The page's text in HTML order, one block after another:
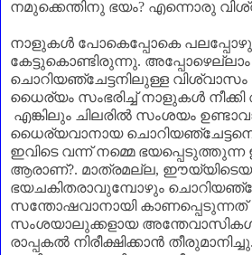
നമുക്കെന്തിനു ഭയം? എന്നൊരു
നാളുകൾ പോകെപ്പോകെ പലപ്പോഴും
കേട്ടുകൊണ്ടിരുന്നു. അപ്പോഴെല്ലാം
ചൊറിയഞ്ചേട്ടനിലുള്ള വിശ്വാസം
ധൈര്യം സംഭരിച്ച് നാളുകൾ
എങ്കിലും ചിലരിൽ സംശയം
ധൈര്യവാനായ
ഇവിടെ വന്ന് നമ്മെ
ആരാണ്‌?. മാത്രമല്ല,
ഭയചകിതരാവുമ്പോഴും
സന്തോഷവാനായി
സംശയാലുക്കളായ അന്തേവാസികൾ
രാപ്പകൽ നിരീക്ഷിക്കാൻ